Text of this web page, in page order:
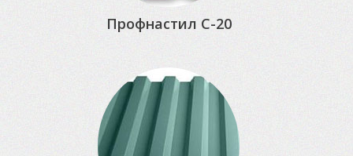
Профнастил С-20